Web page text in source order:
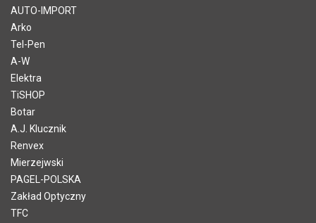
AUTO-IMPORT
Arko
Tel-Pen
A-W
Elektra
TiSHOP
Botar
A.J. Klucznik
Renvex
Mierzejwski
PAGEL-POLSKA
Zakład Optyczny
TFC